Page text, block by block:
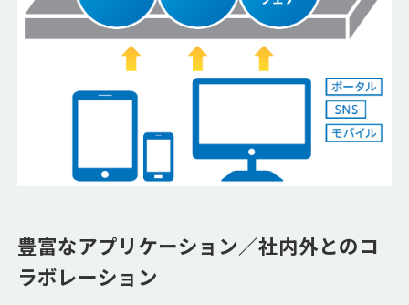
豊富なアプリケーション／社内外とのコ
ラボレーション